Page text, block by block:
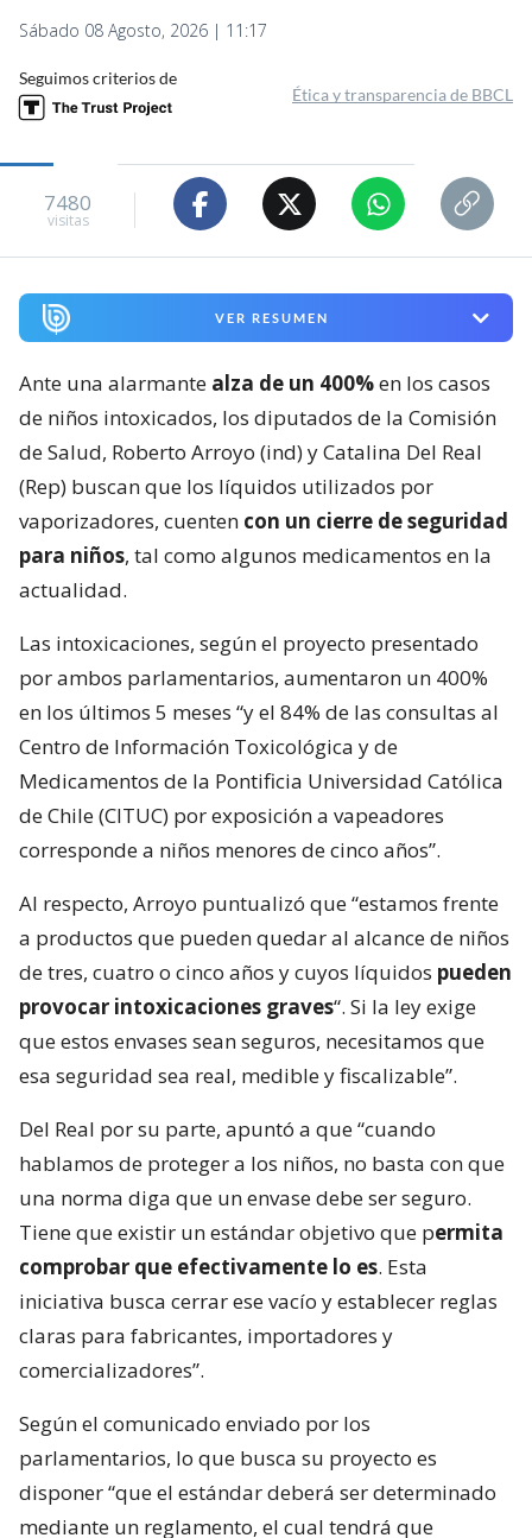
Sábado 08 Agosto, 2026 | 11:17
Seguimos criterios de
Ética y transparencia de BBCL
7480
visitas
VER RESUMEN
Ante una alarmante alza de un 400%en los casos
de niños intoxicados, los diputados de la Comisión
de Salud, Roberto Arroyo (ind) y Catalina Del Real
(Rep) buscan que los líquidos utilizados por
vaporizadores, cuenten con un cierre de seguridad
para niños, tal como algunos medicamentos en la
actualidad.
Las intoxicaciones, según el proyecto presentado
por ambos parlamentarios, aumentaron un 400%
en los últimos 5 meses “y el 84% de las consultas al
Centro de Información Toxicológica y de
Medicamentos de la Pontificia Universidad Católica
de Chile (CITUC) por exposición a vapeadores
corresponde a niños menores de cinco años”.
Al respecto, Arroyo puntualizó que “estamos frente
a productos que pueden quedar al alcance de niños
de tres, cuatro o cinco años y cuyos líquidos pueden
provocar intoxicaciones graves“. Si la ley exige
que estos envases sean seguros, necesitamos que
esa seguridad sea real, medible y fiscalizable”.
Del Real por su parte, apuntó a que “cuando
hablamos de proteger a los niños, no basta con que
una norma diga que un envase debe ser seguro.
Tiene que existir un estándar objetivo que permita
comprobar que efectivamente lo es. Esta
iniciativa busca cerrar ese vacío y establecer reglas
claras para fabricantes, importadores y
comercializadores”.
Según el comunicado enviado por los
parlamentarios, lo que busca su proyecto es
disponer “que el estándar deberá ser determinado
mediante un reglamento, el cual tendrá que